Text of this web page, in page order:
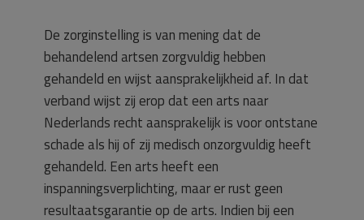
De zorginstelling is van mening dat de
behandelend artsen zorgvuldig hebben
gehandeld en wijst aansprakelijkheid af. In dat
verband wijst zij erop dat een arts naar
Nederlands recht aansprakelijk is voor ontstane
schade als hij of zij medisch onzorgvuldig heeft
gehandeld. Een arts heeft een
inspanningsverplichting, maar er rust geen
resultaatsgarantie op de arts. Indien bij een